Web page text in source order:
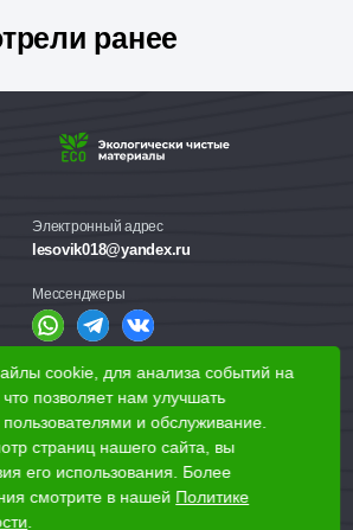
ранее
Электронный адрес
lesovik018@yandex.ru
Мессенджеры
Справочная служба
+7 (3412) 77-60-50
cookie, для анализа событий на
позволяет нам улучшать
и обслуживание.
страниц нашего сайта, вы
его использования. Более
смотрите в нашей Политике